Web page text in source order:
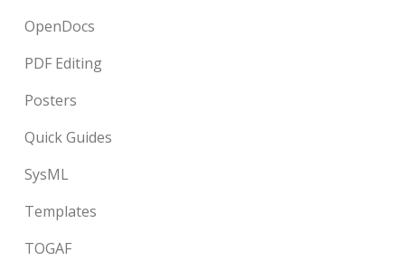
OpenDocs
PDF Editing
Posters
Quick Guides
SysML
Templates
TOGAF